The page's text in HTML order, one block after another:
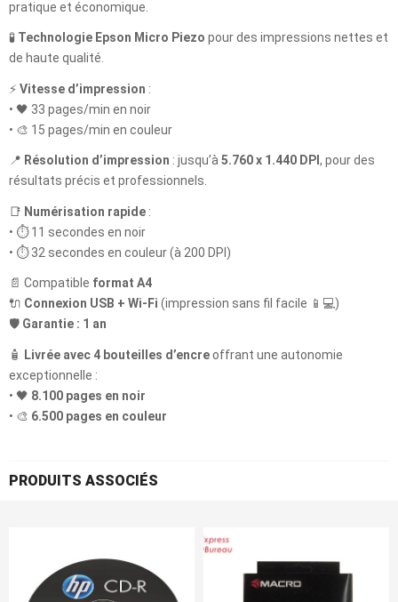
pratique et économique.
🧪 Technologie Epson Micro Piezo pour des impressions nettes et
de haute qualité.
⚡ Vitesse d’impression :
• 🖤 33 pages/min en noir
• 🎨 15 pages/min en couleur
📍 Résolution d’impression : jusqu’à 5.760 x 1.440 DPI , pour des
résultats précis et professionnels.
📑 Numérisation rapide :
• ⏱️ 11 secondes en noir
• ⏱️ 32 secondes en couleur (à 200 DPI)
📄 Compatible format A4
🔌 Connexion USB + Wi-Fi (impression sans fil facile 📱💻)
🛡️ Garantie : 1 an
🧴 Livrée avec 4 bouteilles d’encreoffrant une autonomie
exceptionnelle :
• 🖤 8.100 pages en noir
• 🎨 6.500 pages en couleur
PRODUITS ASSOCIÉS